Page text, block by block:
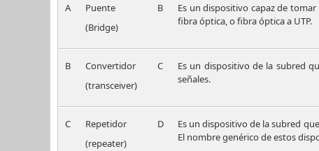
A
Puente
(Bridge)
B
Es un dispositivo capaz de
fibra óptica, o fibra óptica a UTP.
B
Convertidor
(transceiver)
C Es un dispositivo de la subred
señales.
C
Repetidor
(repeater)
D
Es un dispositivo de la subred
El nombre genérico de estos